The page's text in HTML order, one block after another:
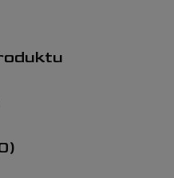
kosztów płatności